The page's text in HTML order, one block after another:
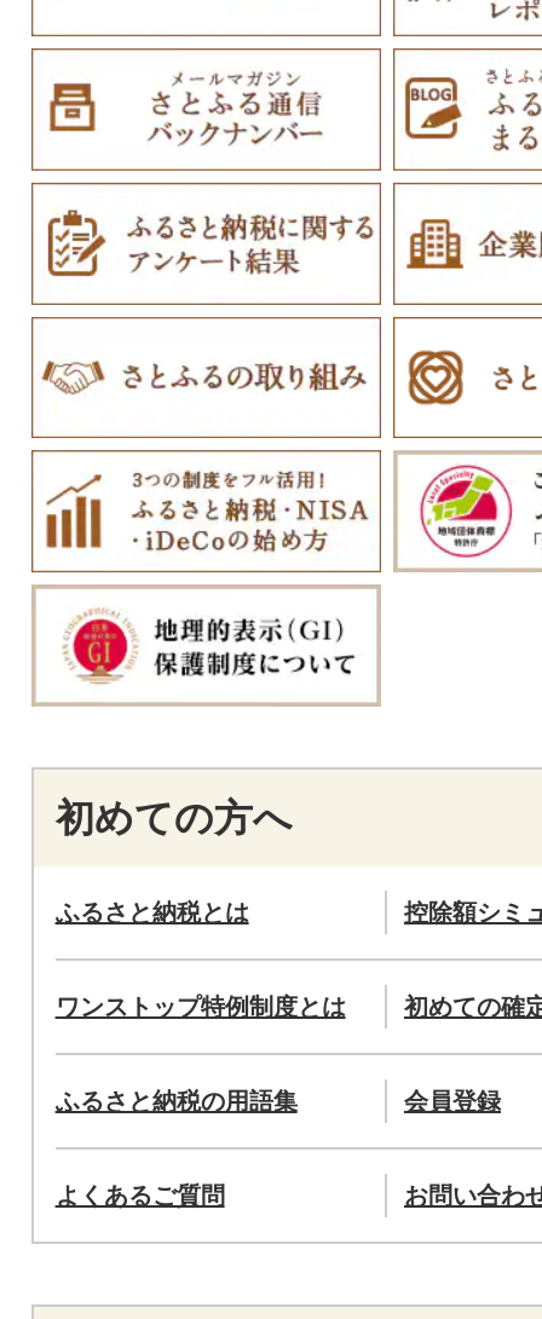
初めての方へ
ふるさと納税とは 控除額シミ
ワンストップ特例制度とは 初めての確
ふるさと納税の用語集 会員登録
よくあるご質問 お問い合わ